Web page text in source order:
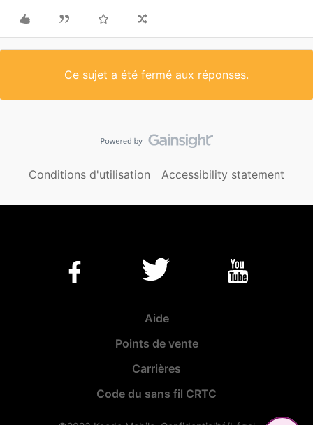
Ce sujet a été fermé aux réponses.
Conditions d'utilisation Accessibility statement
Aide
Points de vente
Carrières
Code du sans fil CRTC